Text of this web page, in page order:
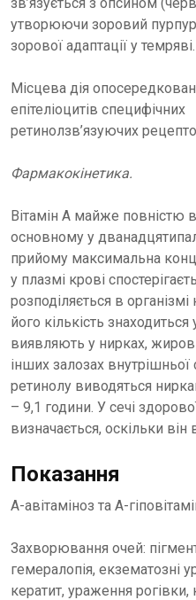
утворюючи зоровий
зорової адаптації у темряві.
Місцева дія
епітеліоцитів специфічних
ретинолзв’язуючих
Фармакокінетика.
Вітамін А майже повністю
основному у
прийому максимальна
у плазмі крові
розподіляється в
його кількість знаходиться
виявляють у нирках,
інших залозах
ретинолу виводяться
– 9,1 години. У сечі
визначається, оскільки він
Показання
A-авітаміноз та А-
Захворювання очей:
гемералопія, екзематозні
кератит, ураження рогівки,